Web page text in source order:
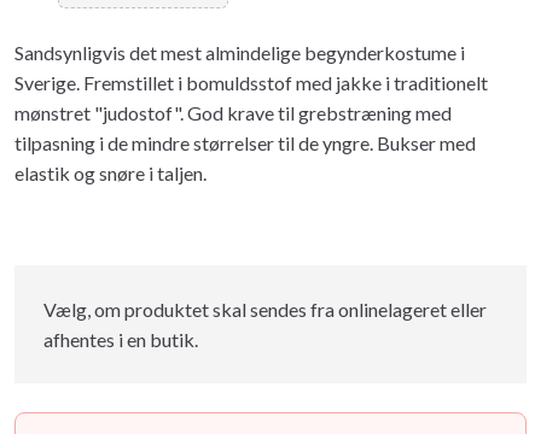
Sandsynligvis det mest almindelige begynderkostume i
Sverige. Fremstillet i bomuldsstof med jakke i traditionelt
mønstret "judostof". God krave til grebstræning med
tilpasning i de mindre størrelser til de yngre. Bukser med
elastik og snøre i taljen.
Vælg, om produktet skal sendes fra onlinelageret eller
afhentes i en butik.